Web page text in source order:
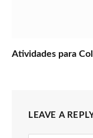
Atividades para
LEAVE A